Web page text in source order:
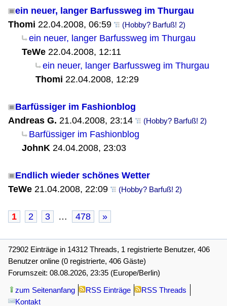
ein neuer, langer Barfussweg im Thurgau
Thomi 22.04.2008, 06:59 (Hobby? Barfuß! 2)
ein neuer, langer Barfussweg im Thurgau
TeWe 22.04.2008, 12:11
ein neuer, langer Barfussweg im Thurgau
Thomi 22.04.2008, 12:29
Barfüssiger im Fashionblog
Andreas G. 21.04.2008, 23:14 (Hobby? Barfuß! 2)
Barfüssiger im Fashionblog
JohnK 24.04.2008, 23:03
Endlich wieder schönes Wetter
TeWe 21.04.2008, 22:09 (Hobby? Barfuß! 2)
1 2 3 … 478 »
72902 Einträge in 14312 Threads, 1 registrierte Benutzer, 406
Benutzer online (0 registrierte, 406 Gäste)
Forumszeit: 08.08.2026, 23:35 (Europe/Berlin)
zum Seitenanfang RSS Einträge
RSS Threads
Kontakt